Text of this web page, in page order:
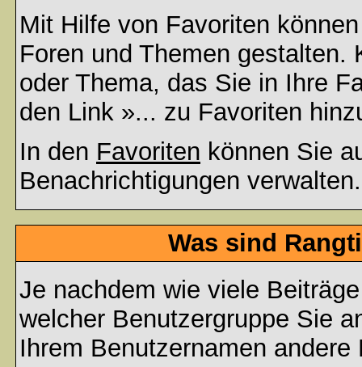
Mit Hilfe von Favoriten
Foren und Themen
oder Thema, das Sie in Ihre
den Link »... zu Favoriten
In den Favoriten können Sie
Benachrichtigungen verwalten.
Was sind
Je nachdem wie viele
welcher Benutzergruppe Sie
Ihrem Benutzernamen